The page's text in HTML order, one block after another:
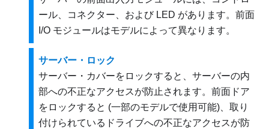
ール、コネクター、および LED があります。前面
I/O モジュールはモデルによって異なります。
サーバー・ロック
サーバー・カバーをロックすると、サーバーの内
部への不正なアクセスが防止されます。前面ドア
をロックすると (一部のモデルで使用可能)、取り
付けられているドライブへの不正なアクセスが防